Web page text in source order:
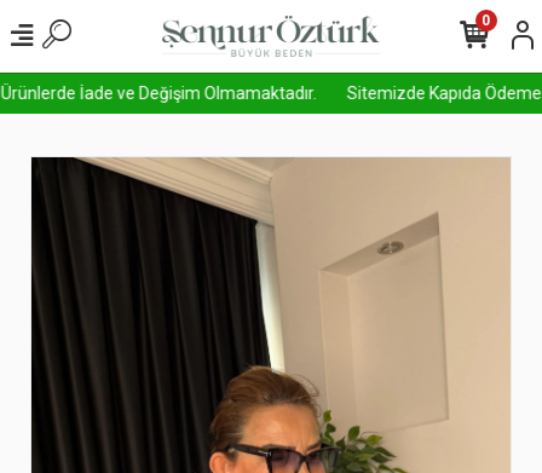
İade ve Değişim Olmamaktadır. Sitemizde Kapıda Ödeme
0